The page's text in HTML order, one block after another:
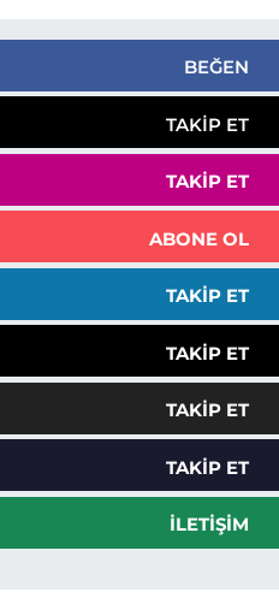
BEĞEN
TAKIP ET
TAKIP ET
ABONE OL
TAKIP ET
TAKIP ET
TAKIP ET
TAKIP ET
İLETIŞIM